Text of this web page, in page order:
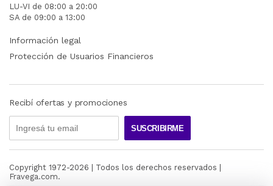
LU-VI de 08:00 a 20:00
SA de 09:00 a 13:00
Información legal
Protección de Usuarios Financieros
Recibí ofertas y promociones
SUSCRIBIRME
Copyright 1972-2026 | Todos los derechos reservados |
Fravega.com.